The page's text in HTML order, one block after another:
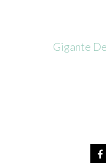
Gigante